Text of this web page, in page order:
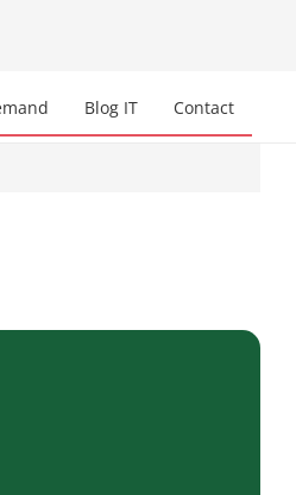
use up and down arrows to
Blog IT Contact